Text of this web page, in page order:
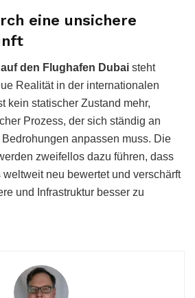
eine unsichere
den Flughafen Dubai steht
Realität in der internationalen
kein statischer Zustand mehr,
Prozess, der sich ständig an
anpassen muss. Die
zweifellos dazu führen, dass
neu bewertet und verschärft
und Infrastruktur besser zu